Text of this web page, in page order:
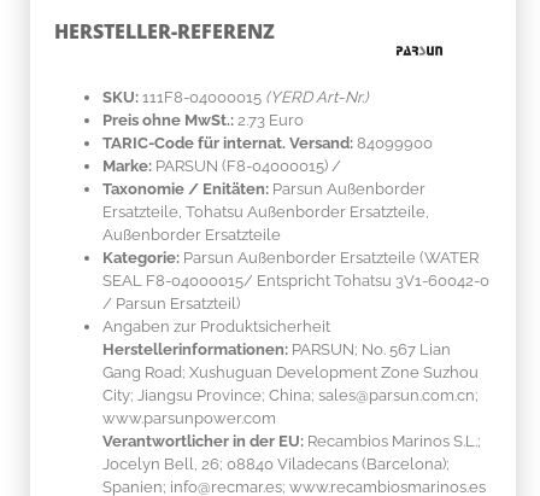
HERSTELLER-REFERENZ
SKU: 111F8-04000015 (YERD Art-Nr.)
Preis ohne MwSt.: 2.73 Euro
TARIC-Code für internat. Versand: 84099900
Marke: PARSUN (F8-04000015) /
Taxonomie / Enitäten: Parsun Außenborder
Ersatzteile, Tohatsu Außenborder Ersatzteile,
Außenborder Ersatzteile
Kategorie: Parsun Außenborder Ersatzteile (WATER
SEAL F8-04000015/ Entspricht Tohatsu 3V1-60042-0
/ Parsun Ersatzteil)
Angaben zur Produktsicherheit
Herstellerinformationen: PARSUN; No. 567 Lian
Gang Road; Xushuguan Development Zone Suzhou
City; Jiangsu Province; China; sales@parsun.com.cn;
www.parsunpower.com
Verantwortlicher in der EU: Recambios Marinos S.L.;
Jocelyn Bell, 26; 08840 Viladecans (Barcelona);
Spanien; info@recmar.es; www.recambiosmarinos.es